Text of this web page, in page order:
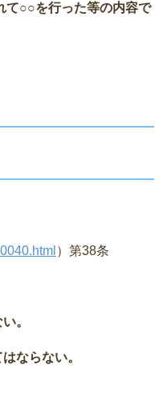
て○○を行った等の内容で
）第38条
。
ならない。